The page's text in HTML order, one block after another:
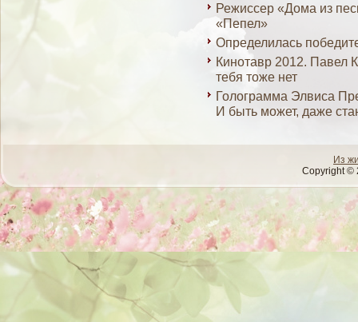
Режиссер «Дома из
«Пепел»
Определилась
Кинотавр 2012. Павел
тебя тоже нет
Голограмма Элвиса
И быть может, даже
Из
Copyright ©